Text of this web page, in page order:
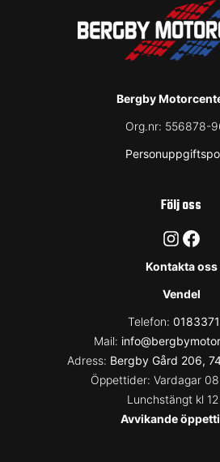
Bergby
Org.nr: 556878-
Följ oss
Kontakta oss
Vendel
Telefon:
Mail:
Adress: Bergby Gård 206,
Öppettider: Vardagar
Lunchstängt kl
Avvikande